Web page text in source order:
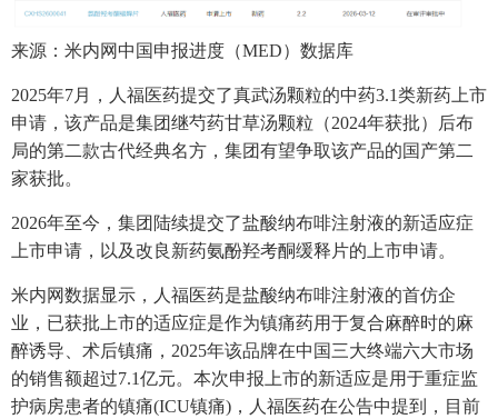
来源：米内网中国申报进度（MED）数据库
2025年7月，人福医药提交了真武汤颗粒的中药3.1类新药上市
申请，该产品是集团继芍药甘草汤颗粒（2024年获批）后布
局的第二款古代经典名方，集团有望争取该产品的国产第二
家获批。
2026年至今，集团陆续提交了盐酸纳布啡注射液的新适应症
上市申请，以及改良新药氨酚羟考酮缓释片的上市申请。
米内网数据显示，人福医药是盐酸纳布啡注射液的首仿企
业，已获批上市的适应症是作为镇痛药用于复合麻醉时的麻
醉诱导、术后镇痛，2025年该品牌在中国三大终端六大市场
的销售额超过7.1亿元。本次申报上市的新适应是用于重症监
护病房患者的镇痛(ICU镇痛)，人福医药在公告中提到，目前